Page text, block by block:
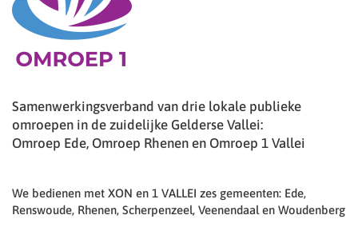
Samenwerkingsverband van drie lokale publieke
omroepen in de zuidelijke Gelderse Vallei:
Omroep Ede, Omroep Rhenen en Omroep 1 Vallei
We bedienen met XON en 1 VALLEI zes gemeenten: Ede,
Renswoude, Rhenen, Scherpenzeel, Veenendaal en Woudenberg